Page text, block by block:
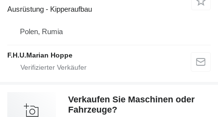
Ausrüstung - Kipperaufbau
Polen, Rumia
F.H.U.Marian Hoppe
Verkaufen Sie Maschinen oder
Fahrzeuge?